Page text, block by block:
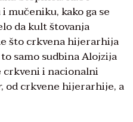
mučeniku, kako ga se
da kult štovanja
što crkvena hijerarhija
samo sudbina Alojzija
crkveni i nacionalni
, od crkvene hijerarhije, a